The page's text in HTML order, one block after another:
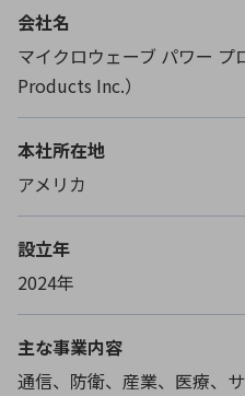
会社名
マイクロウェーブ パワー
Products Inc.）
本社所在地
アメリカ
設立年
2024年
主な事業内容
通信、防衛、産業、医療、